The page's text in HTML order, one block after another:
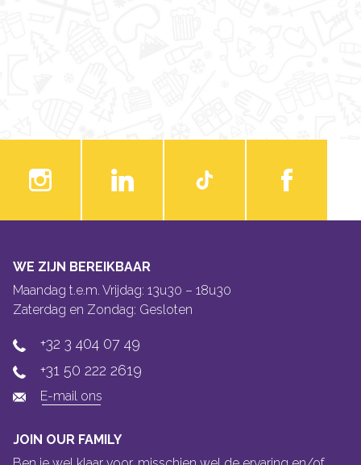
WE ZIJN BEREIKBAAR
Maandag t.e.m. Vrijdag: 13u30 – 18u30
Zaterdag en Zondag: Gesloten
+32 3 404 07 49
+31 50 222 2619
E-mail ons
JOIN OUR FAMILY